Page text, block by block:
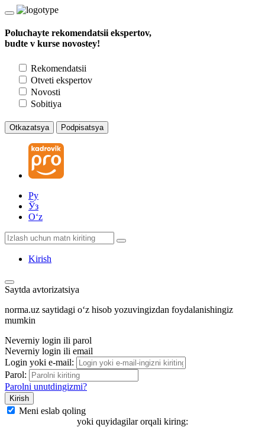
Poluchayte rekomendatsii ekspertov,
budte v kurse novostey!
Rekomendatsii
Otveti ekspertov
Novosti
Sobitiya
Otkazatsya Podpisatsya
Ру
Ўз
Oʻz
Kirish
Saytda avtorizatsiya
norma.uz saytidagi oʻz hisob yozuvingizdan foydalanishingiz
mumkin
Neverniy login ili parol
Neverniy login ili email
Login yoki e-mail:
Parol:
Parolni unutdingizmi?
Meni eslab qoling
yoki quyidagilar orqali kiring: